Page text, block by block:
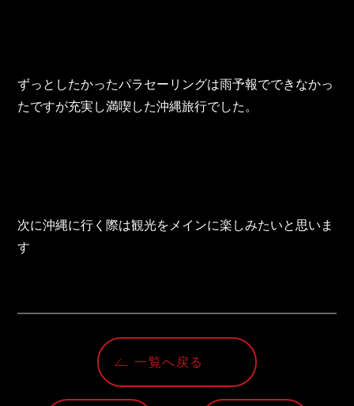
ずっとしたかったパラセーリングは雨予報でできなかっ
たですが充実し満喫した沖縄旅行でした。
次に沖縄に行く際は観光をメインに楽しみたいと思いま
す
一覧へ戻る